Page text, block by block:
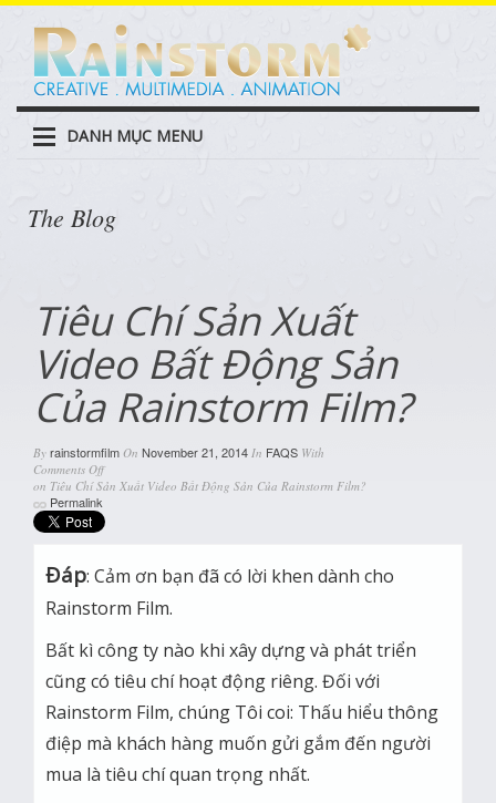
DANH MỤC MENU
The Blog
Tiêu Chí Sản Xuất
Video Bất Động Sản
Của Rainstorm Film?
By rainstormfilm On November 21, 2014 In FAQS With
Comments Off
on Tiêu Chí Sản Xuất Video Bất Động Sản Của Rainstorm Film?
Permalink
Đáp: Cảm ơn bạn đã có lời khen dành cho
Rainstorm Film.
Bất kì công ty nào khi xây dựng và phát triển
cũng có tiêu chí hoạt động riêng. Đối với
Rainstorm Film, chúng Tôi coi: Thấu hiểu thông
điệp mà khách hàng muốn gửi gắm đến người
mua là tiêu chí quan trọng nhất.